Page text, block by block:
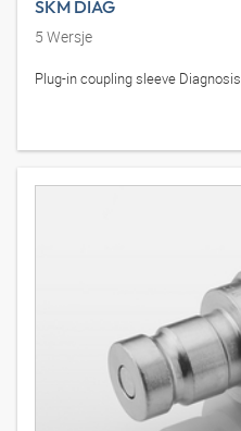
SKM DIAG
5 Wersje
Plug-in coupling sleeve Diagnosis